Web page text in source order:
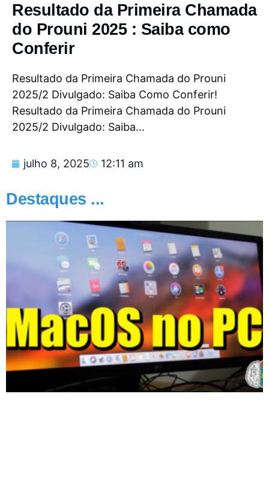
Resultado da Primeira Chamada
do Prouni 2025 : Saiba como
Conferir
Resultado da Primeira Chamada do Prouni
2025/2 Divulgado: Saiba Como Conferir!
Resultado da Primeira Chamada do Prouni
2025/2 Divulgado: Saiba...
julho 8, 2025 12:11 am
Destaques ...